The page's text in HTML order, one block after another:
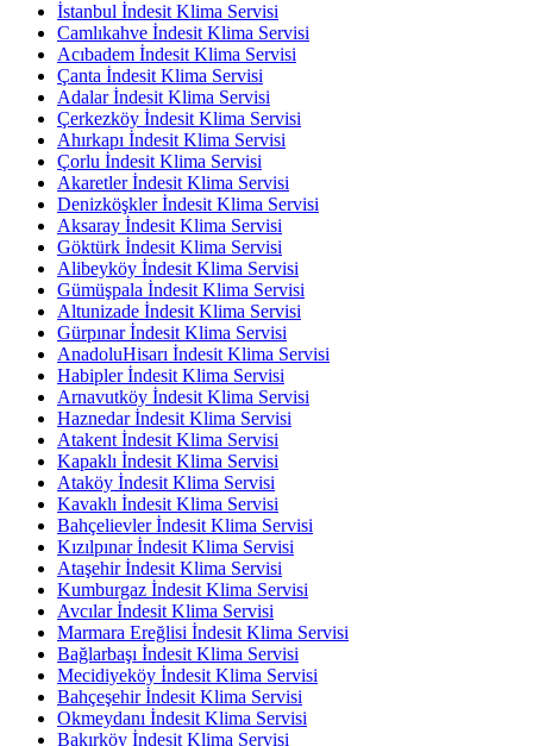
İstanbul İndesit Klima Servisi
Camlıkahve İndesit Klima Servisi
Acıbadem İndesit Klima Servisi
Çanta İndesit Klima Servisi
Adalar İndesit Klima Servisi
Çerkezköy İndesit Klima Servisi
Ahırkapı İndesit Klima Servisi
Çorlu İndesit Klima Servisi
Akaretler İndesit Klima Servisi
Denizköşkler İndesit Klima Servisi
Aksaray İndesit Klima Servisi
Göktürk İndesit Klima Servisi
Alibeyköy İndesit Klima Servisi
Gümüşpala İndesit Klima Servisi
Altunizade İndesit Klima Servisi
Gürpınar İndesit Klima Servisi
AnadoluHisarı İndesit Klima Servisi
Habipler İndesit Klima Servisi
Arnavutköy İndesit Klima Servisi
Haznedar İndesit Klima Servisi
Atakent İndesit Klima Servisi
Kapaklı İndesit Klima Servisi
Ataköy İndesit Klima Servisi
Kavaklı İndesit Klima Servisi
Bahçelievler İndesit Klima Servisi
Kızılpınar İndesit Klima Servisi
Ataşehir İndesit Klima Servisi
Kumburgaz İndesit Klima Servisi
Avcılar İndesit Klima Servisi
Marmara Ereğlisi İndesit Klima Servisi
Bağlarbaşı İndesit Klima Servisi
Mecidiyeköy İndesit Klima Servisi
Bahçeşehir İndesit Klima Servisi
Okmeydanı İndesit Klima Servisi
Bakırköy İndesit Klima Servisi